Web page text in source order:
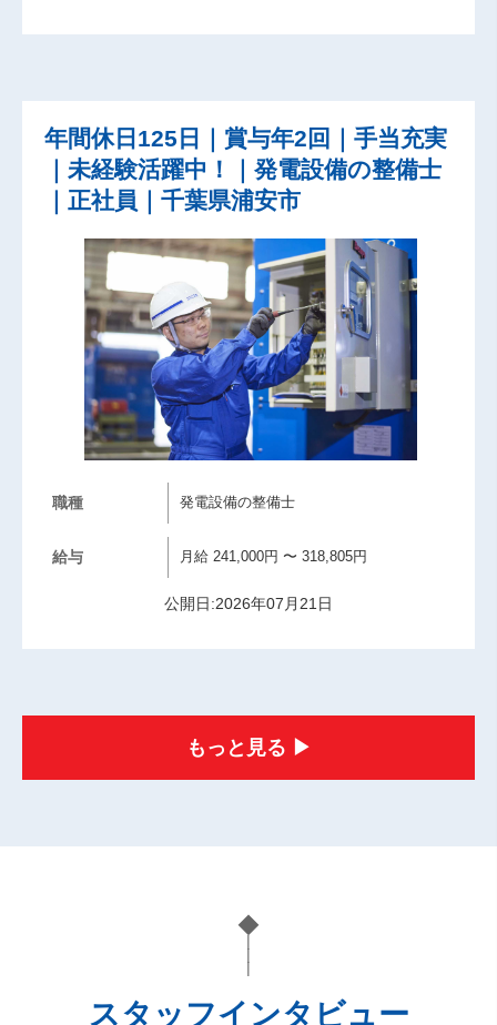
年間休日125日｜賞与年2回｜手当充実
｜未経験活躍中！｜発電設備の整備士
｜正社員｜千葉県浦安市
職種 発電設備の整備士
給与 月給 241,000円 〜 318,805円
公開日:2026年07月21日
もっと見る ▶︎
◆
|
|
|
スタッフインタビュー